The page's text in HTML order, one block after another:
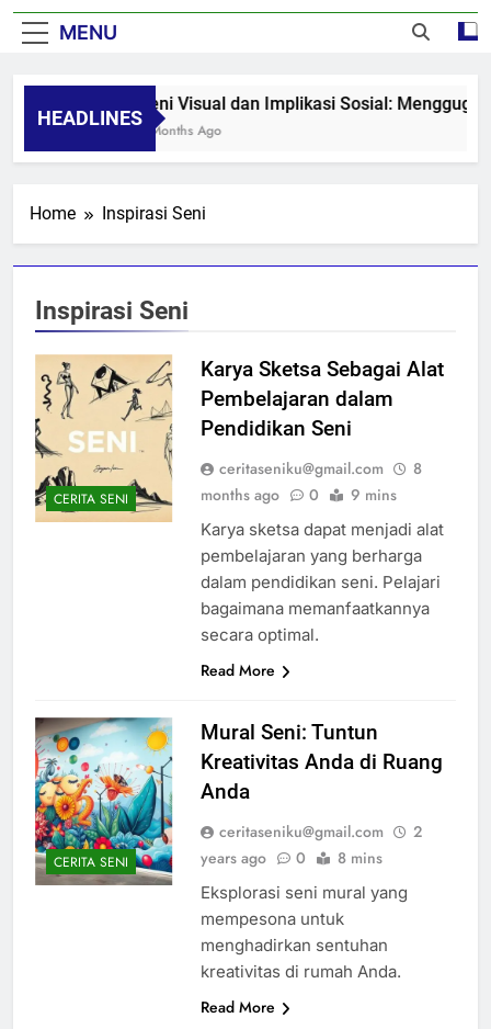
MENU
HEADLINES
Seni Visual dan Implikasi Sosial:
8 Months Ago
Home Inspirasi Seni
Inspirasi Seni
CERITA SENI
Karya Sketsa Sebagai Alat
Pembelajaran dalam
Pendidikan Seni
ceritaseniku@gmail.com
8
months ago
0 9 mins
Karya sketsa dapat menjadi alat
pembelajaran yang berharga
dalam pendidikan seni. Pelajari
bagaimana memanfaatkannya
secara optimal.
Read More
CERITA SENI
Mural Seni: Tuntun
Kreativitas Anda di Ruang
Anda
ceritaseniku@gmail.com
2
years ago
0 8 mins
Eksplorasi seni mural yang
mempesona untuk
menghadirkan sentuhan
kreativitas di rumah Anda.
Read More